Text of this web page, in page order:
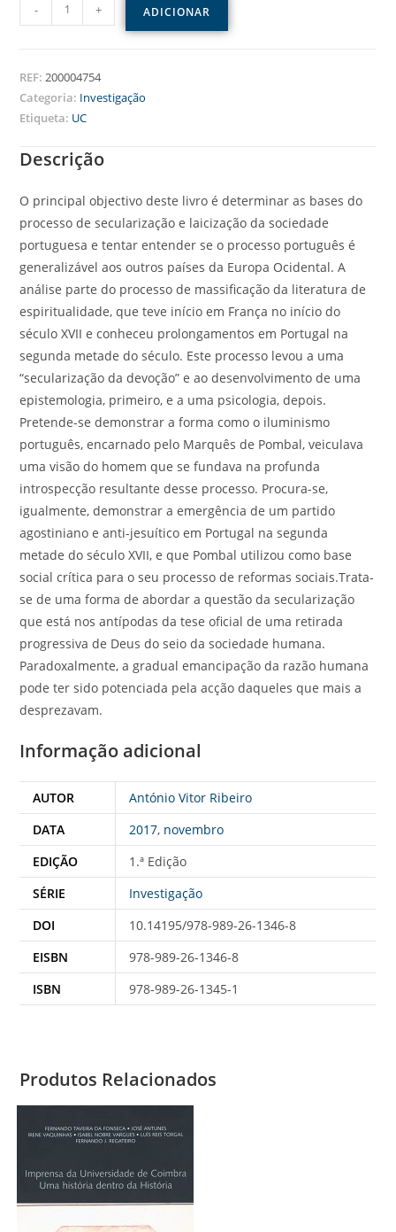
- + ADICIONAR
REF:200004754
Categoria: Investigação
Etiqueta: UC
Descrição
O principal objectivo deste livro é determinar as bases do
processo de secularização e laicização da sociedade
portuguesa e tentar entender se o processo português é
generalizável aos outros países da Europa Ocidental. A
análise parte do processo de massificação da literatura de
espiritualidade, que teve início em França no início do
século XVII e conheceu prolongamentos em Portugal na
segunda metade do século. Este processo levou a uma
“secularização da devoção” e ao desenvolvimento de uma
epistemologia, primeiro, e a uma psicologia, depois.
Pretende-se demonstrar a forma como o iluminismo
português, encarnado pelo Marquês de Pombal, veiculava
uma visão do homem que se fundava na profunda
introspecção resultante desse processo. Procura-se,
igualmente, demonstrar a emergência de um partido
agostiniano e anti-jesuítico em Portugal na segunda
metade do século XVII, e que Pombal utilizou como base
social crítica para o seu processo de reformas sociais.Trata-
se de uma forma de abordar a questão da secularização
que está nos antípodas da tese oficial de uma retirada
progressiva de Deus do seio da sociedade humana.
Paradoxalmente, a gradual emancipação da razão humana
pode ter sido potenciada pela acção daqueles que mais a
desprezavam.
Informação adicional
AUTOR
António Vitor Ribeiro
DATA
2017, novembro
EDIÇÃO
1.ª Edição
SÉRIE
Investigação
DOI
10.14195/978-989-26-1346-8
EISBN
978-989-26-1346-8
ISBN
978-989-26-1345-1
Produtos Relacionados